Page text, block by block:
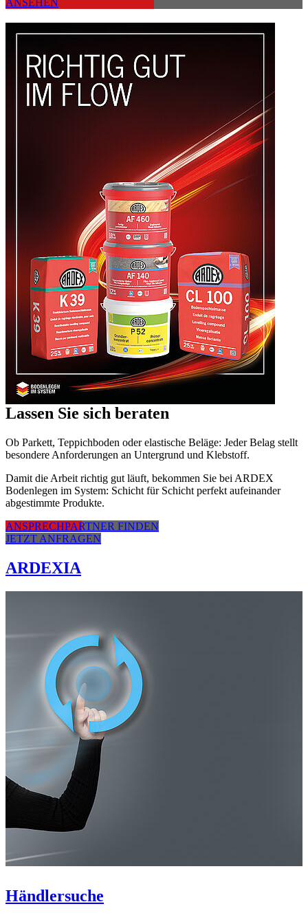
ANSEHEN
Lassen Sie sich beraten
Ob Parkett, Teppichboden oder elastische Beläge: Jeder Belag stellt
besondere Anforderungen an Untergrund und Klebstoff.
Damit die Arbeit richtig gut läuft, bekommen Sie bei ARDEX
Bodenlegen im System: Schicht für Schicht perfekt aufeinander
abgestimmte Produkte.
ANSPRECHPARTNER FINDEN
JETZT ANFRAGEN
ARDEXIA
Händlersuche